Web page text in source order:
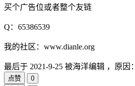
买个广告位或者整个友链
Q：65386539
我的社区：www.dianle.org
最后于 2021-9-25 被海洋编辑 ，原因：
点赞
0